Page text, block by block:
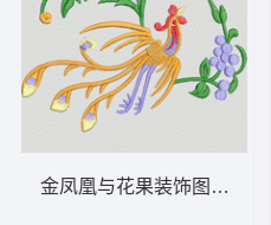
金凤凰与花果装饰图案 凤凰